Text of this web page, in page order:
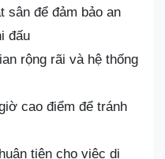
sân để đảm bảo an
đấu
rộng rãi và hệ thống
cao điểm để tránh
tiện cho việc di